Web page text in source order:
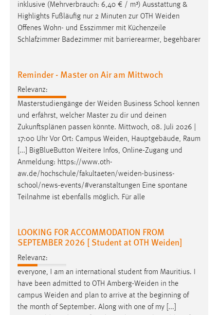
inklusive (Mehrverbrauch: 6,40 € / m³) Ausstattung &
Highlights Fußläufig nur 2 Minuten zur OTH Weiden
Offenes Wohn- und Esszimmer mit Küchenzeile
Schlafzimmer Badezimmer mit barrierearmer, begehbarer
Reminder - Master on Air am Mittwoch
Relevanz:
Masterstudiengänge der Weiden Business School kennen
und erfährst, welcher Master zu dir und deinen
Zukunftsplänen passen könnte. Mittwoch, 08. Juli 2026 |
17:00 Uhr Vor Ort: Campus Weiden, Hauptgebäude, Raum
[...] BigBlueButton Weitere Infos, Online-Zugang und
Anmeldung: https://www.oth-
aw.de/hochschule/fakultaeten/weiden-business-
school/news-events/#veranstaltungen Eine spontane
Teilnahme ist ebenfalls möglich. Für alle
LOOKING FOR ACCOMMODATION FROM
SEPTEMBER 2026 [ Student at OTH Weiden]
Relevanz:
everyone, I am an international student from Mauritius. I
have been admitted to OTH Amberg-Weiden in the
campus Weiden and plan to arrive at the beginning of
the month of September. Along with one of my [...]
Name:
site-language-preference
Zweck:
Das Cookie speichert die gewählte Sprache der Website.
30 Tage
Chat
Name:
MibewSessionID, MIBEW_UserID, mibew_locale, mibew-
chat-frame-style-5e9dbeb1811c0446
Zweck:
Wird benötigt um die Chatfunktion nutzen zu können.
Cookie Laufzeit:
MibewSessionID, mibew-chat-frame-style-
Login
Name:
Zweck:
Dieser Cookie ist notwendig um sich an der Website